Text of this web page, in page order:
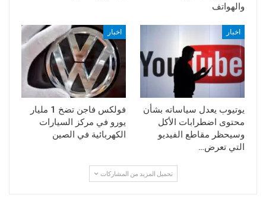
والهواتف
اخبار
يوتيوب يعدل سياساته بشأن
محتوى اضطرابات الأكل
وسيحظر مقاطع الفيديو
التي تعرض…
اخبار
فولكس فاجن تضخ 1 مليار
يورو في مركز السيارات
الكهربائية في الصين
تحميل المزيد من المشاركات